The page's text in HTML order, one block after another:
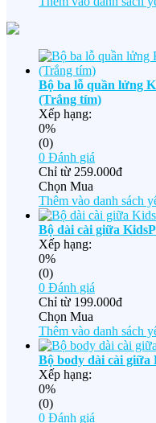
Bộ ba lỗ quần lửng
(Trắng tím)
Xếp hạng:
0%
(0)
0 Đánh giá
Chỉ từ 259.000đ
Chọn Mua
Thêm vào danh sách
Bộ dài cài giữa
Xếp hạng:
0%
(0)
0 Đánh giá
Chỉ từ 199.000đ
Chọn Mua
Thêm vào danh sách
Bộ body dài cài
Xếp hạng:
0%
(0)
0 Đánh giá